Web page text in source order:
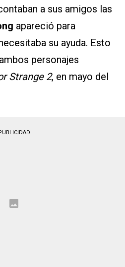
a sus amigos las
apareció para
su ayuda. Esto
personajes
Strange 2, en mayo del